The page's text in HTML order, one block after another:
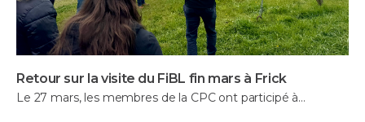
Retour sur la visite du FiBL fin mars à Frick
Le 27 mars, les membres de la CPC ont participé à…